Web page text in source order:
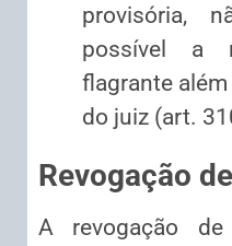
provisória,
possível a
flagrante
do juiz (art.
Revogação
A revogação